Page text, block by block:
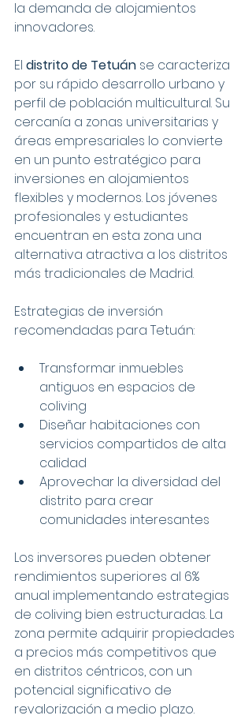
la demanda de alojamientos
innovadores.
El distrito de Tetuán se caracteriza
por su rápido desarrollo urbano y
perfil de población multicultural. Su
cercanía a zonas universitarias y
áreas empresariales lo convierte
en un punto estratégico para
inversiones en alojamientos
flexibles y modernos. Los jóvenes
profesionales y estudiantes
encuentran en esta zona una
alternativa atractiva a los distritos
más tradicionales de Madrid.
Estrategias de inversión
recomendadas para Tetuán:
Transformar inmuebles
antiguos en espacios de
coliving
Diseñar habitaciones con
servicios compartidos de alta
calidad
Aprovechar la diversidad del
distrito para crear
comunidades interesantes
Los inversores pueden obtener
rendimientos superiores al 6%
anual implementando estrategias
de coliving bien estructuradas. La
zona permite adquirir propiedades
a precios más competitivos que
en distritos céntricos, con un
potencial significativo de
revalorización a medio plazo.